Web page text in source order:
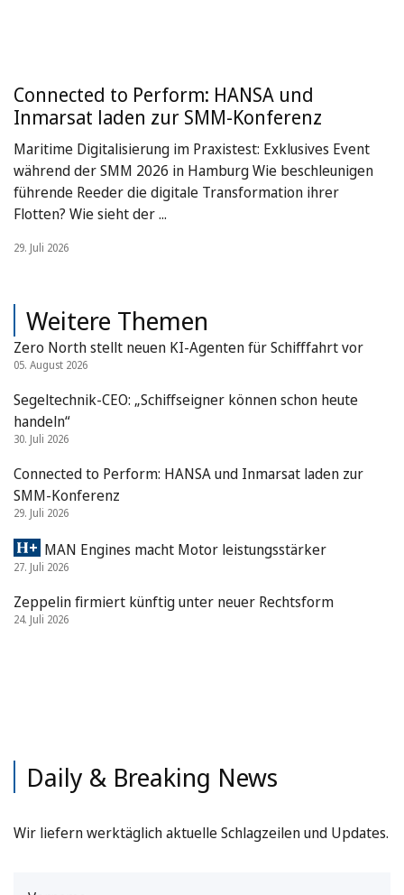
Connected to Perform: HANSA und
Inmarsat laden zur SMM-Konferenz
Maritime Digitalisierung im Praxistest: Exklusives Event
während der SMM 2026 in Hamburg Wie beschleunigen
führende Reeder die digitale Transformation ihrer
Flotten? Wie sieht der ...
29. Juli 2026
Weitere Themen
Zero North stellt neuen KI-Agenten für Schifffahrt vor
05. August 2026
Segeltechnik-CEO: „Schiffseigner können schon heute
handeln“
30. Juli 2026
Connected to Perform: HANSA und Inmarsat laden zur
SMM-Konferenz
29. Juli 2026
MAN Engines macht Motor leistungsstärker
27. Juli 2026
Zeppelin firmiert künftig unter neuer Rechtsform
24. Juli 2026
Daily & Breaking News
Wir liefern werktäglich aktuelle Schlagzeilen und Updates.